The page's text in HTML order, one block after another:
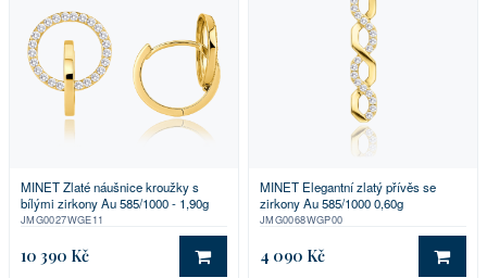
MINET Zlaté náušnice kroužky s
bílými zirkony Au 585/1000 - 1,90g
JMG0027WGE11
10 390 Kč DO KOŠÍKU
MINET Elegantní zlatý přívěs se
zirkony Au 585/1000 0,60g
JMG0068WGP00
4 090 Kč DO